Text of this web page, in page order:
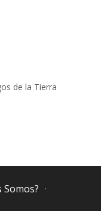
de la Tierra
Somos?